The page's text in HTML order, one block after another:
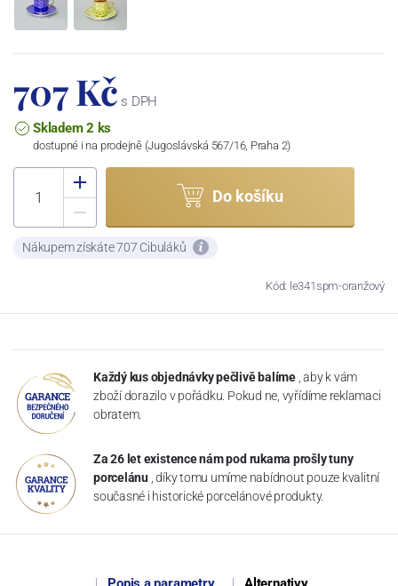
707 Kč s DPH
Skladem 2 ks
dostupné i na prodejně (Jugoslávská 567/16, Praha 2)
Do košíku
Nákupem získáte 707 Cibuláků
Kód: le341spm-oranžový
Každý kus objednávky pečlivě balíme , aby k vám
zboží dorazilo v pořádku. Pokud ne, vyřídíme reklamaci
obratem.
Za 26 let existence nám pod rukama prošly tuny
porcelánu , díky tomu umíme nabídnout pouze kvalitní
současné i historické porcelánové produkty.